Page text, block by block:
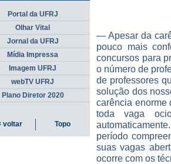
— Apesar da
pouco mais
concursos para
o número de
de professores
solução dos
carência enorme
toda vaga
período
suas vagas
ocorre com os
Portal da UFRJ
Olhar Vital
Jornal da UFRJ
Mídia Impressa
Imagem UFRJ
webTV UFRJ
Plano Diretor 2020
voltar Topo